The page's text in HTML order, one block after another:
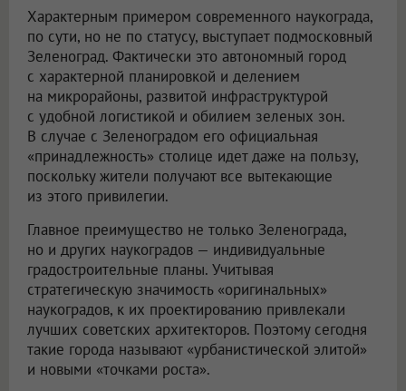
Характерным примером современного наукограда,
по сути, но не по статусу, выступает подмосковный
Зеленоград. Фактически это автономный город
с характерной планировкой и делением
на микрорайоны, развитой инфраструктурой
с удобной логистикой и обилием зеленых зон.
В случае с Зеленоградом его официальная
«принадлежность» столице идет даже на пользу,
поскольку жители получают все вытекающие
из этого привилегии.
Главное преимущество не только Зеленограда,
но и других наукоградов — индивидуальные
градостроительные планы. Учитывая
стратегическую значимость «оригинальных»
наукоградов, к их проектированию привлекали
лучших советских архитекторов. Поэтому сегодня
такие города называют «урбанистической элитой»
и новыми «точками роста».